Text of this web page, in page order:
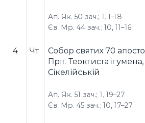
Ап. Як. 50 зач.; 1, 1–18
Єв. Мр. 44 зач.; 10, 11–16
4 Чт
Собор святих 70
Прп. Теоктиста
Сікелійській
Ап. Як. 51 зач.; 1, 19–27
Єв. Мр. 45 зач.; 10, 17–27